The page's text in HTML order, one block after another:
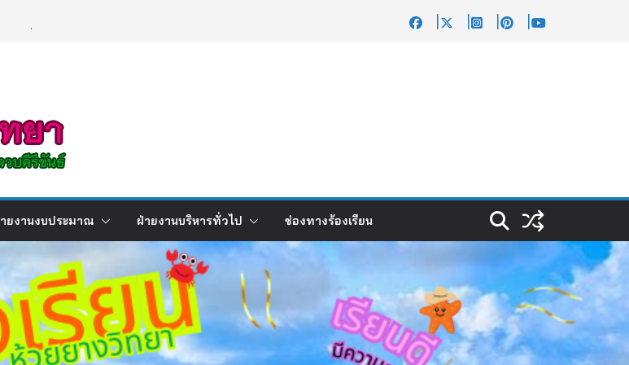
โนโลยีปัญญาประดิษฐ์ (
ยงานงบประมาณ ฝ่ายงานบริหารทั่วไป ช่องทางร้องเรียน